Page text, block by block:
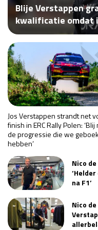
Race
GP VERENIGDE
Kwalificatie
Race
GP MEXICO 2026
GP SÃO PAULO
Kwalificatie
LAS VEGAS
Blije Verstappen
kwalificatie omdat
Jos Verstappen strandt net
finish in ERC Rally Polen: ‘Blij
de progressie die we
hebben’
Nico
na F1’
Nico